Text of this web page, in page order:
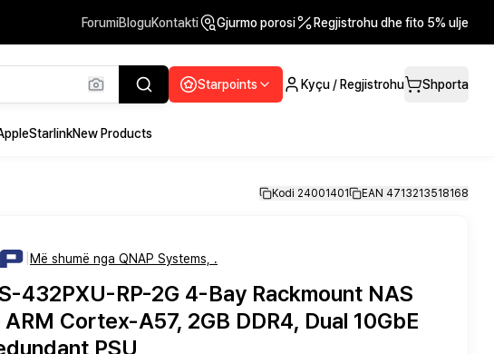
ForumiBloguKontakti Gjurmo porosi Regjistrohu dhe fito 5% ulje
Starpoints Kyçu / Regjistrohu Shporta
StarlinkNew Products
Kodi 24001401 EAN 4713213518168
Më shumë nga QNAP Systems, .
432PXU-RP-2G 4-Bay Rackmount NAS
Cortex-A57, 2GB DDR4, Dual 10GbE
PSU